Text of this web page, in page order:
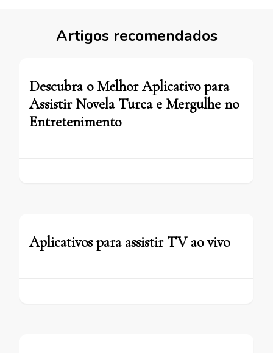
Artigos recomendados
Descubra o Melhor Aplicativo para
Assistir Novela Turca e Mergulhe no
Entretenimento
Aplicativos para assistir TV ao vivo